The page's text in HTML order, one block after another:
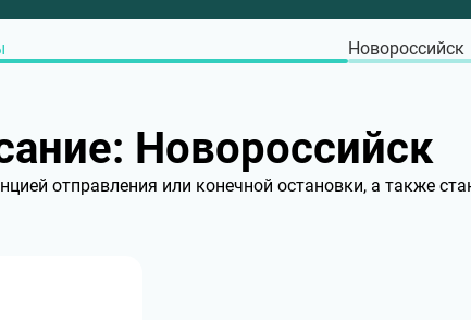
Новороссийск
Новороссийск
отправления или конечной остановки, а также